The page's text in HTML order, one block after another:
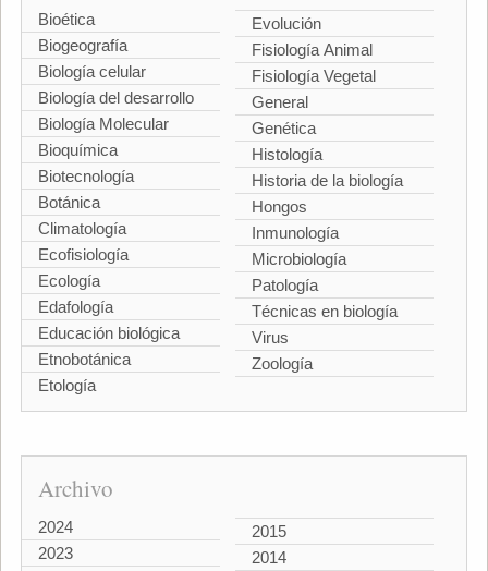
Bioética
Biogeografía
Biología celular
Biología del desarrollo
Biología Molecular
Bioquímica
Biotecnología
Botánica
Climatología
Ecofisiología
Ecología
Edafología
Educación biológica
Etnobotánica
Etología
Evolución
Fisiología Animal
Fisiología Vegetal
General
Genética
Histología
Historia de la biología
Hongos
Inmunología
Microbiología
Patología
Técnicas en biología
Virus
Zoología
Archivo
2024
2023
2015
2014